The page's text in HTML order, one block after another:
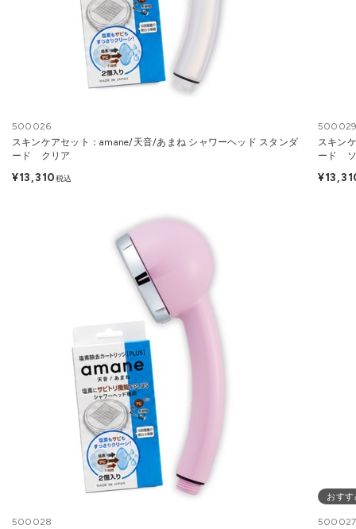
500026
スキンケアセット：amane/天音/あまね シャワーヘッド スタンダ
ード クリア
¥13,310税込
スキン
ード ソ
500028
おすす
500027